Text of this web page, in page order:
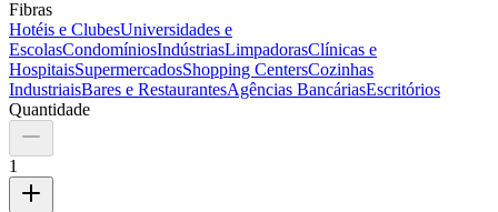
Fibras
Hotéis e ClubesUniversidades e
EscolasCondomíniosIndústriasLimpadorasClínicas e
HospitaisSupermercadosShopping CentersCozinhas
IndustriaisBares e RestaurantesAgências BancáriasEscritórios
Quantidade
1